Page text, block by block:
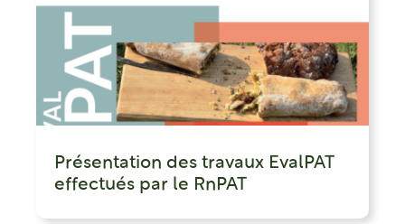
Présentation des travaux EvalPAT
effectués par le RnPAT